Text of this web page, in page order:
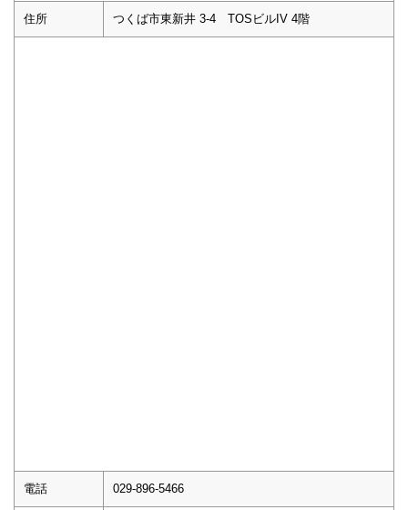
住所 つくば市東新井 3-4 TOSビルIV 4階
電話 029-896-5466